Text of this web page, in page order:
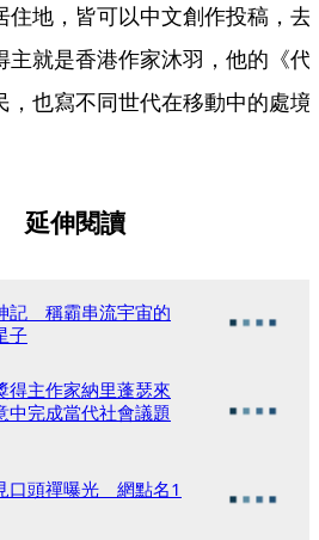
住地，皆可以中文創作投稿，去
主就是香港作家沐羽，他的《代
，也寫不同世代在移動中的處境
延伸閱讀
記 稱霸串流宇宙的
子
得主作家納里蓬瑟來
完成當代社會議題
口頭禪曝光 網點名1